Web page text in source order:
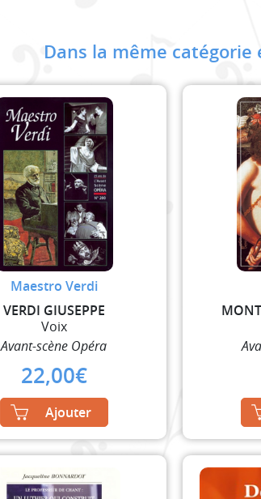
Dans la même
Maestro Verdi
VERDI GIUSEPPE
Voix
Avant-scène Opéra
22,00€
Ajouter